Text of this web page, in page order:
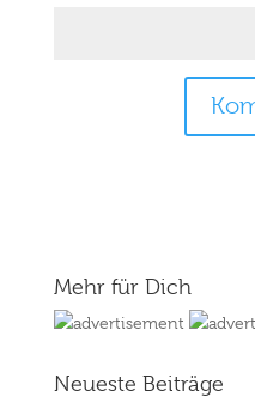
Mehr für Dich
Neueste Beiträge